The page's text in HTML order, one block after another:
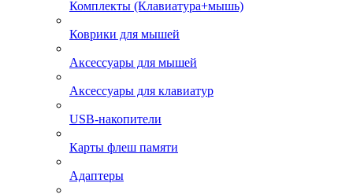
Комплекты (Клавиатура+мышь)
Коврики для мышей
Аксессуары для мышей
Аксессуары для клавиатур
USB-накопители
Карты флеш памяти
Адаптеры